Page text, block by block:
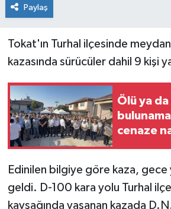
Paylaş
Tokat'ın Turhal ilçesinde
kazasında sürücüler dahil 9 kişi
Ölü ya
cenaze
Edinilen bilgiye göre kaza, gece
geldi. D-100 kara yolu Turhal
kavşağında yaşanan kazada
Yaşam